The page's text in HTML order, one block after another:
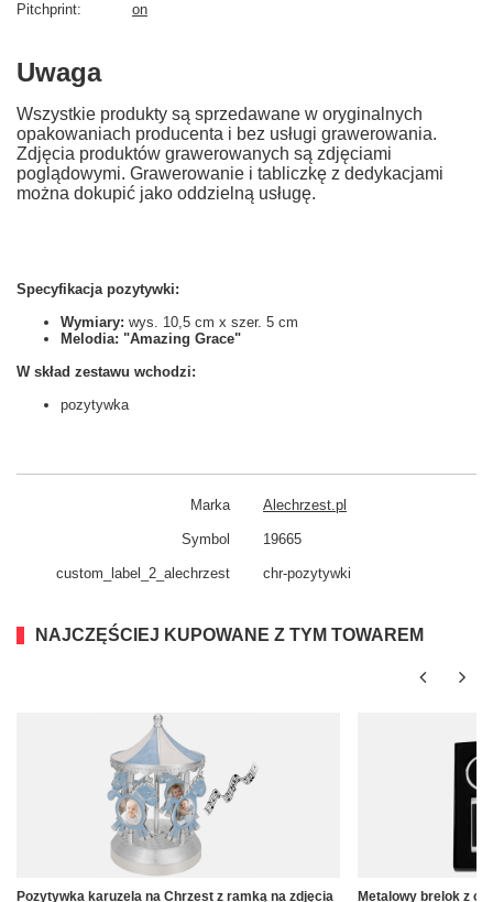
Pitchprint on
Uwaga
Wszystkie produkty są sprzedawane w oryginalnych
opakowaniach producenta i bez usługi grawerowania.
Zdjęcia produktów grawerowanych są zdjęciami
poglądowymi. Grawerowanie i tabliczkę z dedykacjami
można dokupić jako oddzielną usługę.
Specyfikacja pozytywki:
Wymiary: wys. 10,5 cm x szer. 5 cm
Melodia: "Amazing Grace"
W skład zestawu wchodzi:
pozytywka
Marka Alechrzest.pl
Symbol 19665
custom_​label_​2_alechrzest chr-pozytywki
NAJCZĘŚCIEJ KUPOWANE Z TYM TOWAREM
Pozytywka karuzela na Chrzest z ramką na zdjęcia Metalowy brelok z